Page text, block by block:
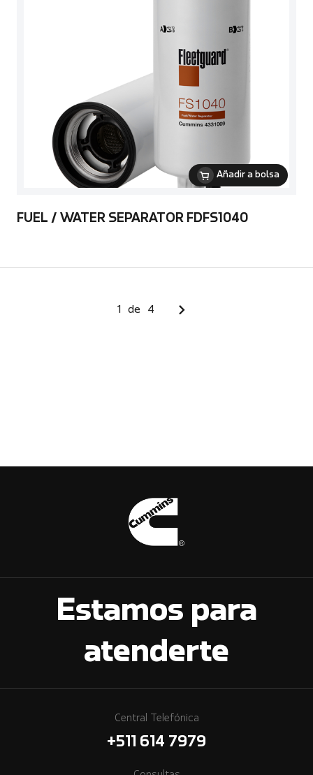
Añadir a bolsa
FUEL / WATER SEPARATOR FDFS1040
1 de 4
Estamos para
atenderte
Central Telefónica
+511 614 7979